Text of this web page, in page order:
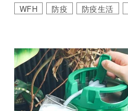
WFH 防疫 防疫生活